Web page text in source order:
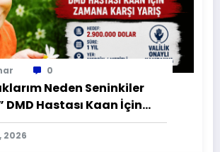
0
Neden Seninkiler
DMD Hastası Kaan İçin
Yarış
2026